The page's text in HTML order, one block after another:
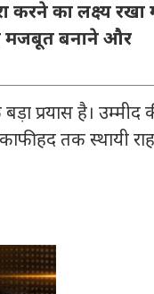
करने का लक्ष्य रखा
मजबूत बनाने और
प्रयास है। उम्मीद
हद तक स्थायी